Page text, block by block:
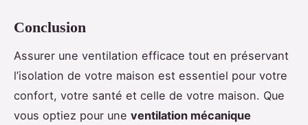
Conclusion
Assurer une ventilation efficace tout en préservant
l’isolation de votre maison est essentiel pour votre
confort, votre santé et celle de votre maison. Que
vous optiez pour une ventilation mécanique